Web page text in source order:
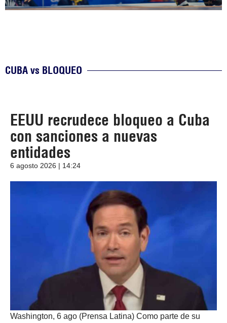
CUBA vs BLOQUEO
EEUU recrudece bloqueo a Cuba
con sanciones a nuevas
entidades
6 agosto 2026 | 14:24
Washington, 6 ago (Prensa Latina) Como parte de su